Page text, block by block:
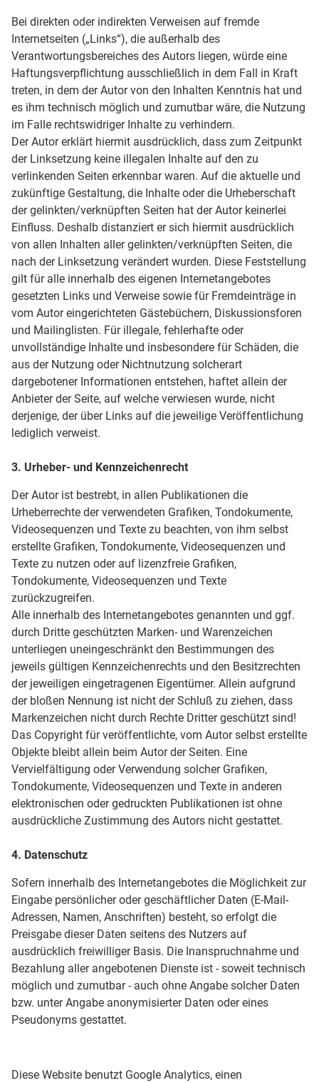
Bei direkten oder indirekten Verweisen auf fremde
Internetseiten („Links“), die außerhalb des
Verantwortungsbereiches des Autors liegen, würde eine
Haftungsverpflichtung ausschließlich in dem Fall in Kraft
treten, in dem der Autor von den Inhalten Kenntnis hat und
es ihm technisch möglich und zumutbar wäre, die Nutzung
im Falle rechtswidriger Inhalte zu verhindern.
Der Autor erklärt hiermit ausdrücklich, dass zum Zeitpunkt
der Linksetzung keine illegalen Inhalte auf den zu
verlinkenden Seiten erkennbar waren. Auf die aktuelle und
zukünftige Gestaltung, die Inhalte oder die Urheberschaft
der gelinkten/verknüpften Seiten hat der Autor keinerlei
Einfluss. Deshalb distanziert er sich hiermit ausdrücklich
von allen Inhalten aller gelinkten/verknüpften Seiten, die
nach der Linksetzung verändert wurden. Diese Feststellung
gilt für alle innerhalb des eigenen Internetangebotes
gesetzten Links und Verweise sowie für Fremdeinträge in
vom Autor eingerichteten Gästebüchern, Diskussionsforen
und Mailinglisten. Für illegale, fehlerhafte oder
unvollständige Inhalte und insbesondere für Schäden, die
aus der Nutzung oder Nichtnutzung solcherart
dargebotener Informationen entstehen, haftet allein der
Anbieter der Seite, auf welche verwiesen wurde, nicht
derjenige, der über Links auf die jeweilige Veröffentlichung
lediglich verweist.
3. Urheber- und Kennzeichenrecht
Der Autor ist bestrebt, in allen Publikationen die
Urheberrechte der verwendeten Grafiken, Tondokumente,
Videosequenzen und Texte zu beachten, von ihm selbst
erstellte Grafiken, Tondokumente, Videosequenzen und
Texte zu nutzen oder auf lizenzfreie Grafiken,
Tondokumente, Videosequenzen und Texte
zurückzugreifen.
Alle innerhalb des Internetangebotes genannten und ggf.
durch Dritte geschützten Marken- und Warenzeichen
unterliegen uneingeschränkt den Bestimmungen des
jeweils gültigen Kennzeichenrechts und den Besitzrechten
der jeweiligen eingetragenen Eigentümer. Allein aufgrund
der bloßen Nennung ist nicht der Schluß zu ziehen, dass
Markenzeichen nicht durch Rechte Dritter geschützt sind!
Das Copyright für veröffentlichte, vom Autor selbst erstellte
Objekte bleibt allein beim Autor der Seiten. Eine
Vervielfältigung oder Verwendung solcher Grafiken,
Tondokumente, Videosequenzen und Texte in anderen
elektronischen oder gedruckten Publikationen ist ohne
ausdrückliche Zustimmung des Autors nicht gestattet.
4. Datenschutz
Sofern innerhalb des Internetangebotes die Möglichkeit zur
Eingabe persönlicher oder geschäftlicher Daten (E-Mail-
Adressen, Namen, Anschriften) besteht, so erfolgt die
Preisgabe dieser Daten seitens des Nutzers auf
ausdrücklich freiwilliger Basis. Die Inanspruchnahme und
Bezahlung aller angebotenen Dienste ist - soweit technisch
möglich und zumutbar - auch ohne Angabe solcher Daten
bzw. unter Angabe anonymisierter Daten oder eines
Pseudonyms gestattet.
Diese Website benutzt Google Analytics, einen